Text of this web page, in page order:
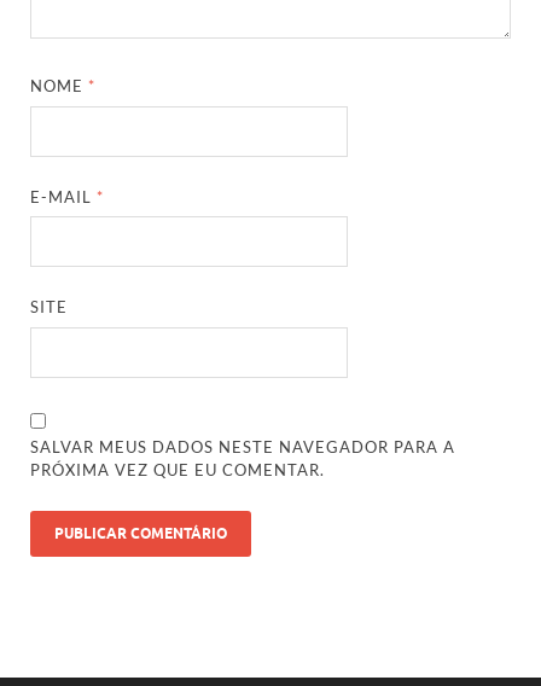
NOME *
E-MAIL *
SITE
SALVAR MEUS DADOS NESTE NAVEGADOR PARA A
PRÓXIMA VEZ QUE EU COMENTAR.